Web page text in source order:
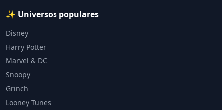
✨ Universos populares
Disney
Harry Potter
Marvel & DC
Snoopy
Grinch
Looney Tunes